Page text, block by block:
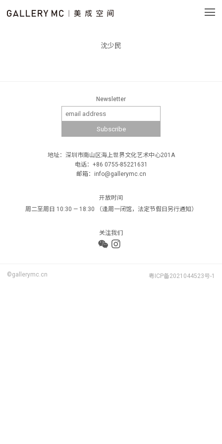
沈少民
Newsletter
地址：深圳市南山区海上世界文化艺术中心201A
电话：+86 0755-85221631
邮箱：info@gallerymc.cn
开放时间
周二至周日 10:30 — 18:30 （逢周一闭馆，法定节假日另行通知）
关注我们
©gallerymc.cn 粤ICP备2021044523号-1